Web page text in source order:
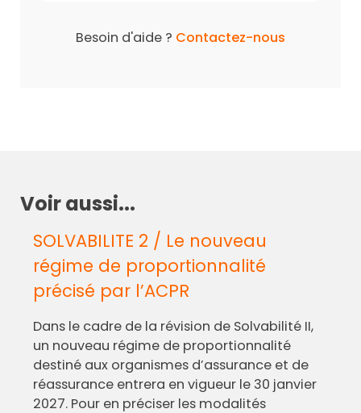
Besoin d'aide ? Contactez-nous
Voir aussi...
SOLVABILITE 2 / Le nouveau
régime de proportionnalité
précisé par l’ACPR
Dans le cadre de la révision de Solvabilité II,
un nouveau régime de proportionnalité
destiné aux organismes d’assurance et de
réassurance entrera en vigueur le 30 janvier
2027. Pour en préciser les modalités